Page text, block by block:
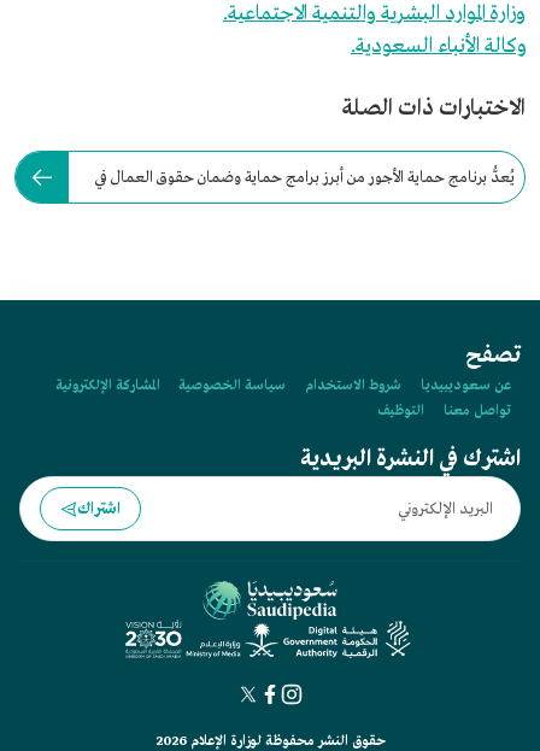
وزارة الموارد البشرية والتنمية الاجتماعية.
وكالة الأنباء السعودية.
الاختبارات ذات الصلة
يُعدُّ برنامج حماية الأجور من أبرز برامج حماية وضمان حقوق العمال في
تصفح
عن سعوديبيديا شروط الاستخدام سياسة الخصوصية
المشاركة الإلكترونية
تواصل معنا
التوظيف
اشترك في النشرة البريدية
اشتراك
حقوق النشر محفوظة لوزارة الإعلام 2026